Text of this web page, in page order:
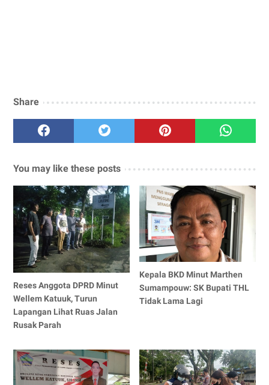
Share
You may like these posts
Reses Anggota DPRD Minut
Wellem Katuuk, Turun
Lapangan Lihat Ruas Jalan
Rusak Parah
Kepala BKD Minut Marthen
Sumampouw: SK Bupati THL
Tidak Lama Lagi